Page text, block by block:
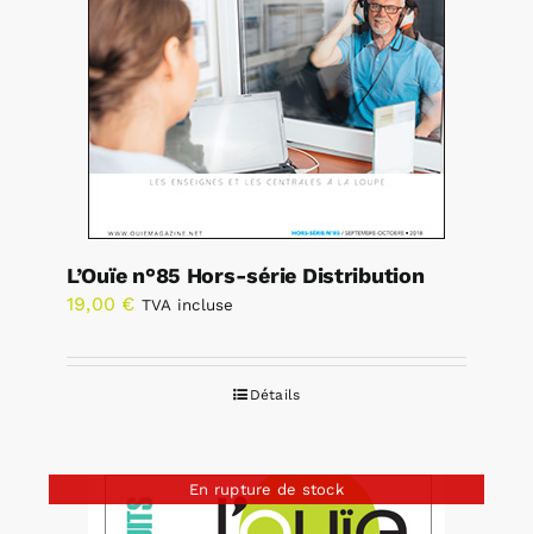
L’Ouïe n°85 Hors-série Distribution
19,00 € TVA incluse
Détails
En rupture de stock